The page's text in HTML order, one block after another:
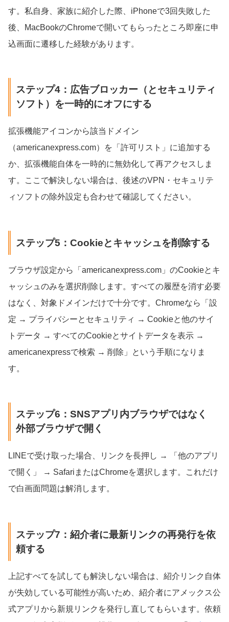
す。私自身、家族に紹介した際、iPhoneで3回失敗した
後、MacBookのChromeで開いてもらったところ即座に申
込画面に遷移した経験があります。
ステップ4：広告ブロッカー（とセキュリティ
ソフト）を一時的にオフにする
拡張機能アイコンから該当ドメイン
（americanexpress.com）を「許可リスト」に追加する
か、拡張機能自体を一時的に無効化して再アクセスしま
す。ここで解決しない場合は、後述のVPN・セキュリテ
ィソフトの除外設定も合わせて確認してください。
ステップ5：Cookieとキャッシュを削除する
ブラウザ設定から「americanexpress.com」のCookieとキ
ャッシュのみを選択削除します。すべての履歴を消す必要
はなく、対象ドメインだけで十分です。Chromeなら「設
定 → プライバシーとセキュリティ → Cookieと他のサイ
トデータ → すべてのCookieとサイトデータを表示 →
americanexpressで検索 → 削除」という手順になりま
す。
ステップ6：SNSアプリ内ブラウザではなく
外部ブラウザで開く
LINEで受け取った場合、リンクを長押し → 「他のアプリ
で開く」 → SafariまたはChromeを選択します。これだけ
で白画面問題は解消します。
ステップ7：紹介者に最新リンクの再発行を依
頼する
上記すべてを試しても解決しない場合は、紹介リンク自体
が失効している可能性が高いため、紹介者にアメックス公
式アプリから新規リンクを発行し直してもらいます。依頼